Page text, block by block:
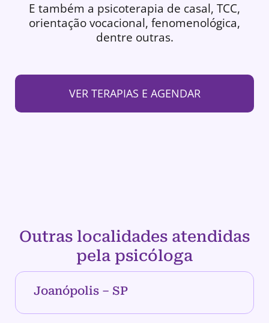
E também a psicoterapia de casal, TCC,
orientação vocacional, fenomenológica,
dentre outras.
VER TERAPIAS E AGENDAR
Outras localidades atendidas
pela psicóloga
Joanópolis – SP